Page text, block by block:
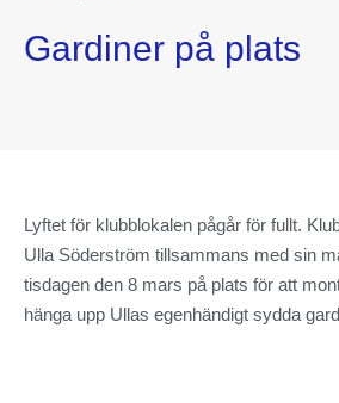
Gardiner på plats
Lyftet för klubblokalen pågår för fullt.
Ulla Söderström tillsammans med sin
tisdagen den 8 mars på plats för att
hänga upp Ullas egenhändigt sydda